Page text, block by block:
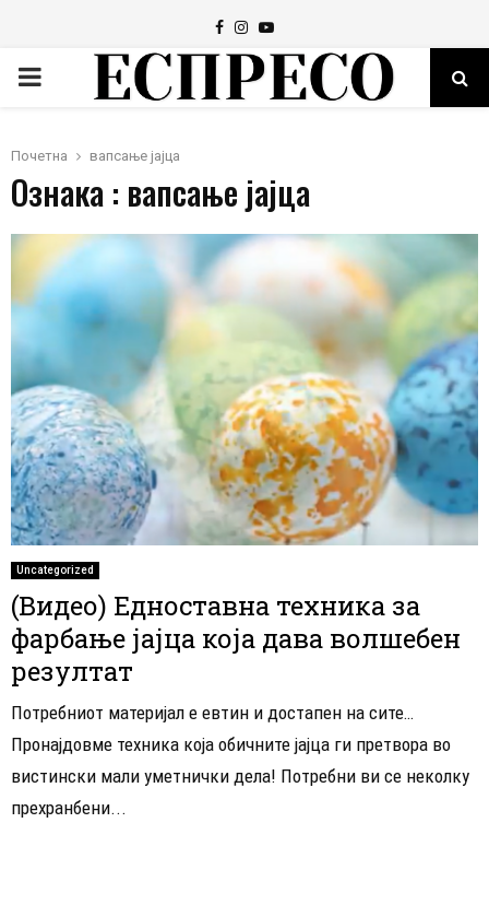
Facebook
Instagram
Youtube
PRIMARY
Почетна вапсање јајца
Ознака : вапсање јајца
Uncategorized
(Видео) Едноставна техника за
фарбање јајца која дава волшебен
резултат
Потребниот материјал е евтин и достапен на сите…
Пронајдовме техника која обичните јајца ги претвора во
вистински мали уметнички дела! Потребни ви се неколку
прехранбени...